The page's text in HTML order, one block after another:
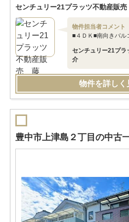
センチュリー21プラッツ不動産販売
物件担当者コメント
■４ＤＫ■南向きバル
センチュリー21プ
介
物件を詳しく
豊中市上津島２丁目の中古